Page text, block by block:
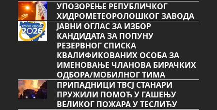
УПОЗОРЕЊЕ РЕПУБЛИЧКОГ
ХИДРОМЕТЕОРОЛОШКОГ ЗАВОДА
ЈАВНИ ОГЛАС ЗА ИЗБОР
КАНДИДАТА ЗА ПОПУНУ
РЕЗЕРВНОГ СПИСКА
КВАЛИФИКОВАНИХ ОСОБА ЗА
ИМЕНОВАЊЕ ЧЛАНОВА БИРАЧКИХ
ОДБОРА/МОБИЛНОГ ТИМА
ПРИПАДНИЦИ ТВСЈ СТАНАРИ
ПРУЖИЛИ ПОМОЋ У ГАШЕЊУ
ВЕЛИКОГ ПОЖАРА У ТЕСЛИЋУ